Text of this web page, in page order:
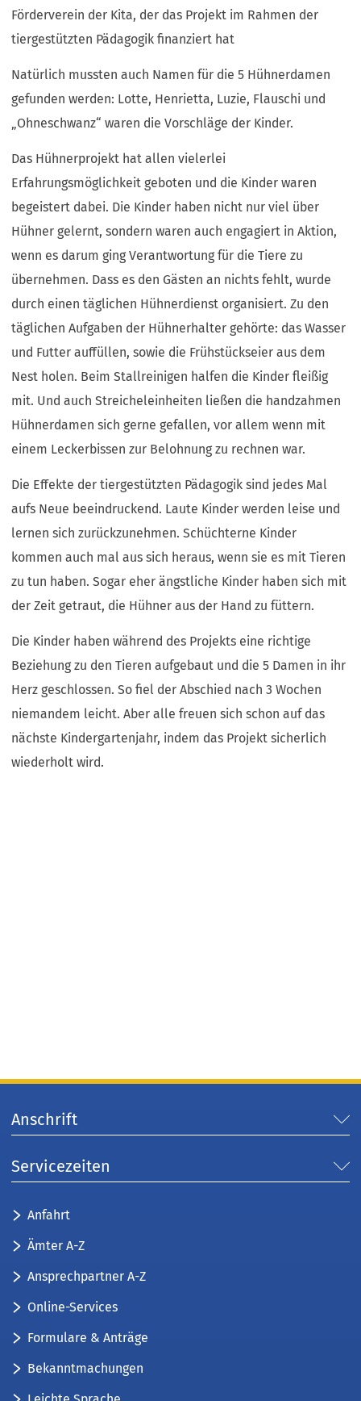
Förderverein der Kita, der das Projekt im Rahmen der
tiergestützten Pädagogik finanziert hat
Natürlich mussten auch Namen für die 5 Hühnerdamen
gefunden werden: Lotte, Henrietta, Luzie, Flauschi und
„Ohneschwanz“ waren die Vorschläge der Kinder.
Das Hühnerprojekt hat allen vielerlei
Erfahrungsmöglichkeit geboten und die Kinder waren
begeistert dabei. Die Kinder haben nicht nur viel über
Hühner gelernt, sondern waren auch engagiert in Aktion,
wenn es darum ging Verantwortung für die Tiere zu
übernehmen. Dass es den Gästen an nichts fehlt, wurde
durch einen täglichen Hühnerdienst organisiert. Zu den
täglichen Aufgaben der Hühnerhalter gehörte: das Wasser
und Futter auffüllen, sowie die Frühstückseier aus dem
Nest holen. Beim Stallreinigen halfen die Kinder fleißig
mit. Und auch Streicheleinheiten ließen die handzahmen
Hühnerdamen sich gerne gefallen, vor allem wenn mit
einem Leckerbissen zur Belohnung zu rechnen war.
Die Effekte der tiergestützten Pädagogik sind jedes Mal
aufs Neue beeindruckend. Laute Kinder werden leise und
lernen sich zurückzunehmen. Schüchterne Kinder
kommen auch mal aus sich heraus, wenn sie es mit Tieren
zu tun haben. Sogar eher ängstliche Kinder haben sich mit
der Zeit getraut, die Hühner aus der Hand zu füttern.
Die Kinder haben während des Projekts eine richtige
Beziehung zu den Tieren aufgebaut und die 5 Damen in ihr
Herz geschlossen. So fiel der Abschied nach 3 Wochen
niemandem leicht. Aber alle freuen sich schon auf das
nächste Kindergartenjahr, indem das Projekt sicherlich
wiederholt wird.
Anschrift
Servicezeiten
Anfahrt
Ämter A-Z
Ansprechpartner A-Z
Online-Services
Formulare & Anträge
Bekanntmachungen